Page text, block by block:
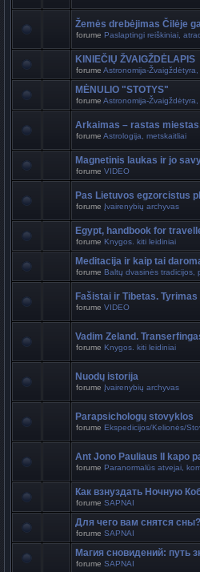
Žemės drebėjimas Čilėje
forume Paslaptingi reiškiniai,
KINIEČIŲ ŽVAIGŽDĖLAPIS
forume Astronomija-Žvaigždėtyra,
MĖNULIO "STOTYS"
forume Astronomija-Žvaigždėtyra,
Arkaimas – rastas
forume Astrologija, metskaitliai
Magnetinis laukas ir jo
forume VIDEO
Pas Lietuvos egzorcistus
forume Įvairenybių archyvas
Egypt, handbook for
forume Knygos. kiti leidiniai
Meditacija ir kaip tai
forume Baltų dvasinės tradicijos,
Fašistai ir Tibetas. Tyrimas
forume VIDEO
Vadim Zeland.
forume Knygos. kiti leidiniai
Nuodų istorija
forume Įvairenybių archyvas
Parapsichologų stovyklos
forume Ekspedicijos/Kelionės/
Ant Jono Pauliaus II kapo
forume Paranormalūs atvejai,
Как взнуздать Ночную
forume SAPNAI
Для чего вам снятся сны?
forume SAPNAI
Магия сновидений: путь
forume SAPNAI